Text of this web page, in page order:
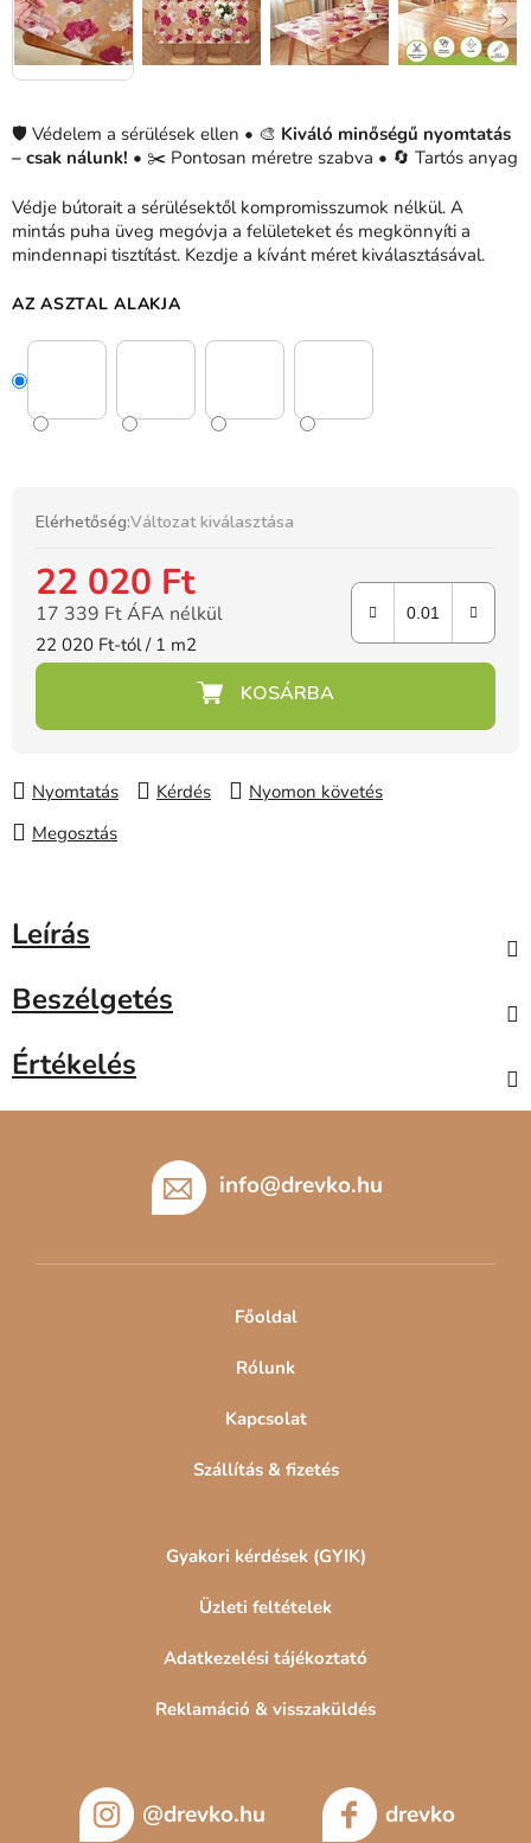
🛡️ Védelem a sérülések ellen • 🎨 Kiváló minőségű nyomtatás
– csak nálunk! • ✂️ Pontosan méretre szabva • 🔄 Tartós anyag
Védje bútorait a sérülésektől kompromisszumok nélkül. A
mintás puha üveg megóvja a felületeket és megkönnyíti a
mindennapi tisztítást. Kezdje a kívánt méret kiválasztásával.
AZ ASZTAL ALAKJA
Elérhetőség:Változat kiválasztása
22 020 Ft
17 339 Ft ÁFA nélkül
Egységár:
22 020 Ft-tól / 1 m2
Nyomtatás Kérdés
Nyomon követés
Megosztás
Leírás
Beszélgetés
Értékelés
info@drevko.hu
Főoldal
Rólunk
Kapcsolat
Szállítás & fizetés
Gyakori kérdések (GYIK)
Üzleti feltételek
Adatkezelési tájékoztató
Reklamáció & visszaküldés
@drevko.hu drevko